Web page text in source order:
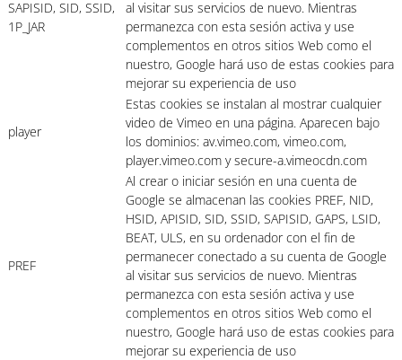
SAPISID, SID, SSID,
1P_JAR
al visitar sus servicios de nuevo. Mientras
permanezca con esta sesión activa y use
complementos en otros sitios Web como el
nuestro, Google hará uso de estas cookies para
mejorar su experiencia de uso
player
Estas cookies se instalan al mostrar cualquier
video de Vimeo en una página. Aparecen bajo
los dominios: av.vimeo.com, vimeo.com,
player.vimeo.com y secure-a.vimeocdn.com
PREF
Al crear o iniciar sesión en una cuenta de
Google se almacenan las cookies PREF, NID,
HSID, APISID, SID, SSID, SAPISID, GAPS, LSID,
BEAT, ULS, en su ordenador con el fin de
permanecer conectado a su cuenta de Google
al visitar sus servicios de nuevo. Mientras
permanezca con esta sesión activa y use
complementos en otros sitios Web como el
nuestro, Google hará uso de estas cookies para
mejorar su experiencia de uso